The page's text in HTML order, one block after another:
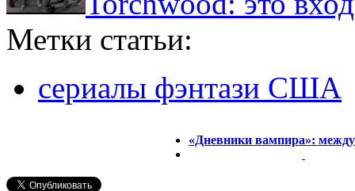
Метки статьи:
сериалы фэнтази США
«Дневники вампира»: между